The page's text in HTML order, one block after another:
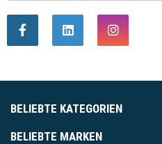
BELIEBTE KATEGORIEN
BELIEBTE MARKEN